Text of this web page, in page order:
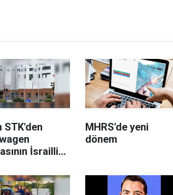
STK'den
İsrailli
planına
MHRS'de yeni
dönem